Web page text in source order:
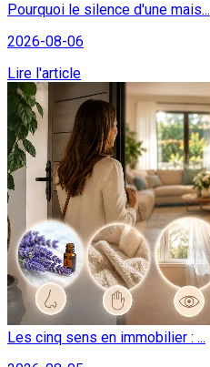
Pourquoi le silence d'une mais...
2026-08-06
Lire l'article
Les cinq sens en immobilier : ...